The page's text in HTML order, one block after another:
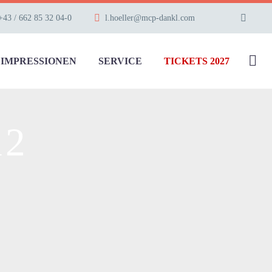
/ 662 85 32 04-0 l.hoeller@mcp-dankl.com
IMPRESSIONEN SERVICE TICKETS 2027